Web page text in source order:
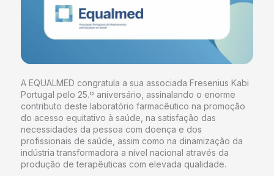
A EQUALMED congratula a sua associada Fresenius Kabi
Portugal pelo 25.º aniversário, assinalando o enorme
contributo deste laboratório farmacêutico na promoção
do acesso equitativo à saúde, na satisfação das
necessidades da pessoa com doença e dos
profissionais de saúde, assim como na dinamização da
indústria transformadora a nível nacional através da
produção de terapêuticas com elevada qualidade.